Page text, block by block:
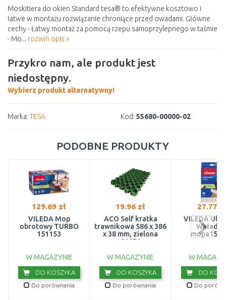
Moskitiera do okien Standard tesa® to efektywne kosztowo i
łatwe w montażu rozwiązanie chroniące przed owadami. Główne
cechy - Łatwy montaż za pomocą rzepu samoprzylepnego w taśmie
- Mo... rozwiń opis »
Przykro nam, ale produkt jest
niedostępny.
Wybierz produkt alternatywny!
Marka: TESA Kod: 55680-00000-02
PODOBNE PRODUKTY
129.69 zł
VILEDA Mop
obrotowy TURBO
151153
W MAGAZYNIE
DO KOSZYKA
Do porównania
19.96 zł
ACO Self kratka
trawnikowa 586 x 386
x 38 mm, zielona
81071
W MAGAZYNIE
DO KOSZYKA
Do porównania
27.77
VILEDA
Wkład
W
DO
Do